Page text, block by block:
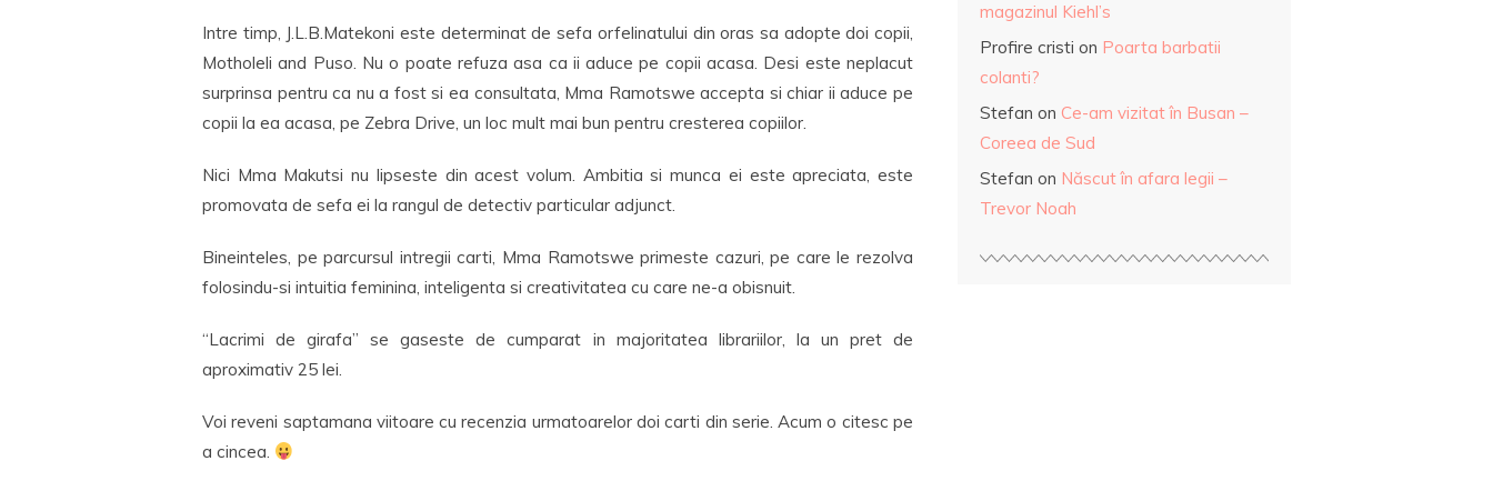
Intre timp, J.L.B.Matekoni este determinat de sefa orfelinatului din oras sa adopte doi copii,
Motholeli and Puso. Nu o poate refuza asa ca ii aduce pe copii acasa. Desi este neplacut
surprinsa pentru ca nu a fost si ea consultata, Mma Ramotswe accepta si chiar ii aduce pe
copii la ea acasa, pe Zebra Drive, un loc mult mai bun pentru cresterea copiilor.
Nici Mma Makutsi nu lipseste din acest volum. Ambitia si munca ei este apreciata, este
promovata de sefa ei la rangul de detectiv particular adjunct.
Bineinteles, pe parcursul intregii carti, Mma Ramotswe primeste cazuri, pe care le rezolva
folosindu-si intuitia feminina, inteligenta si creativitatea cu care ne-a obisnuit.
“Lacrimi de girafa” se gaseste de cumparat in majoritatea librariilor, la un pret de
aproximativ 25 lei.
Voi reveni saptamana viitoare cu recenzia urmatoarelor doi carti din serie. Acum o citesc pe
a cincea.
magazinul Kiehl’s
Profire cristi on Poarta barbatii
colanti?
Stefan on Ce-am vizitat în Busan –
Coreea de Sud
Stefan on Născut în afara legii –
Trevor Noah